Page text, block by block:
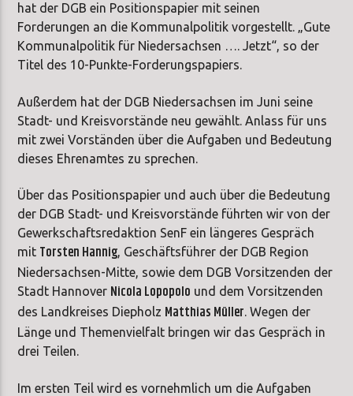
hat der DGB ein Positionspapier mit seinen
Forderungen an die Kommunalpolitik vorgestellt. „Gute
Kommunalpolitik für Niedersachsen …. Jetzt“, so der
Titel des 10-Punkte-Forderungspapiers.
Außerdem hat der DGB Niedersachsen im Juni seine
Stadt- und Kreisvorstände neu gewählt. Anlass für uns
mit zwei Vorständen über die Aufgaben und Bedeutung
dieses Ehrenamtes zu sprechen.
Über das Positionspapier und auch über die Bedeutung
der DGB Stadt- und Kreisvorstände führten wir von der
Gewerkschaftsredaktion SenF ein längeres Gespräch
mit Torsten Hannig, Geschäftsführer der DGB Region
Niedersachsen-Mitte, sowie dem DGB Vorsitzenden der
Stadt Hannover Nicola Lopopolo und dem Vorsitzenden
des Landkreises Diepholz Matthias Müller. Wegen der
Länge und Themenvielfalt bringen wir das Gespräch in
drei Teilen.
Im ersten Teil wird es vornehmlich um die Aufgaben